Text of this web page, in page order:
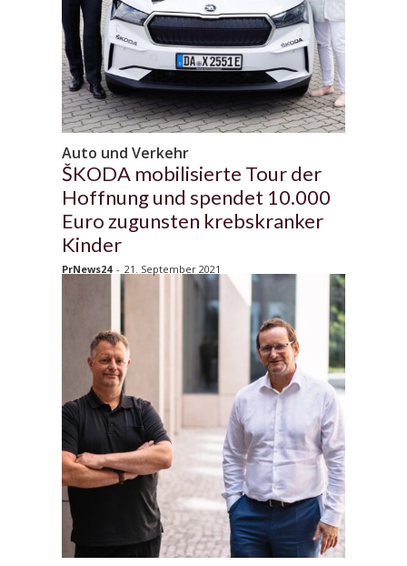
Auto und Verkehr
ŠKODA mobilisierte Tour der
Hoffnung und spendet 10.000
Euro zugunsten krebskranker
Kinder
PrNews24 - 21. September 2021